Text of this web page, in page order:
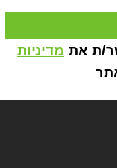
ת את מדיניות